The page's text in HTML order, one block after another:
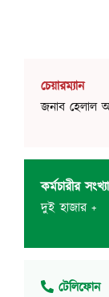
চেয়ারম্যান
জনাব হেলাল
কর্মচারীর সংখ্যা
দুই হাজার +
টেলিফোন